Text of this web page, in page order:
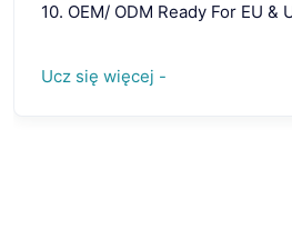
10. OEM/ ODM Ready For EU &
Ucz się więcej -